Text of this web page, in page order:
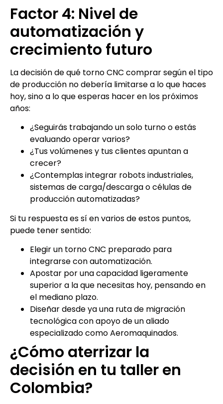
Factor 4: Nivel de
automatización y
crecimiento futuro
La decisión de qué torno CNC comprar según el tipo
de producción no debería limitarse a lo que haces
hoy, sino a lo que esperas hacer en los próximos
años:
¿Seguirás trabajando un solo turno o estás
evaluando operar varios?
¿Tus volúmenes y tus clientes apuntan a
crecer?
¿Contemplas integrar robots industriales,
sistemas de carga/descarga o células de
producción automatizadas?
Si tu respuesta es sí en varios de estos puntos,
puede tener sentido:
Elegir un torno CNC preparado para
integrarse con automatización.
Apostar por una capacidad ligeramente
superior a la que necesitas hoy, pensando en
el mediano plazo.
Diseñar desde ya una ruta de migración
tecnológica con apoyo de un aliado
especializado como Aeromaquinados.
¿Cómo aterrizar la
decisión en tu taller en
Colombia?